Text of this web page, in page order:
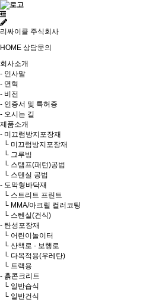
리싸이클 주식회사
HOME 상담문의
회사소개
- 인사말
- 연혁
- 비전
- 인증서 및 특허증
- 오시는 길
제품소개
- 미끄럼방지포장재
└ 미끄럼방지포장재
└ 그루빙
└ 스탬프(패턴)공법
└ 스텐실 공법
- 도막형바닥재
└ 스트리트 프린트
└ MMA/아크릴 컬러코팅
└ 스텐실(건식)
- 탄성포장재
└ 어린이놀이터
└ 산책로 · 보행로
└ 다목적용(우레탄)
└ 트랙용
- 흙콘크리트
└ 일반습식
└ 일반건식